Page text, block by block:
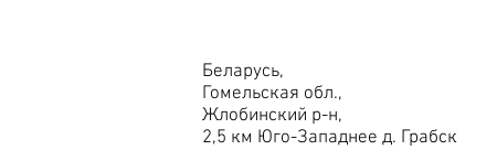
Беларусь,
Гомельская обл.,
Жлобинский р-н,
2,5 км Юго-Западнее д. Грабск